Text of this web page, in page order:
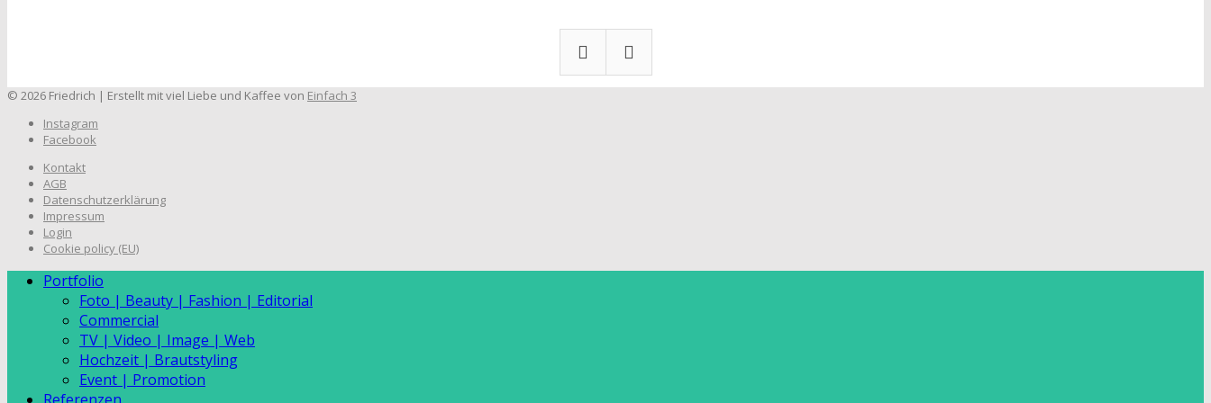
© 2026 Friedrich | Erstellt mit viel Liebe und Kaffee von Einfach 3
Instagram
Facebook
Kontakt
AGB
Datenschutzerklärung
Impressum
Login
Cookie policy (EU)
Portfolio
Foto | Beauty | Fashion | Editorial
Commercial
TV | Video | Image | Web
Hochzeit | Brautstyling
Event | Promotion